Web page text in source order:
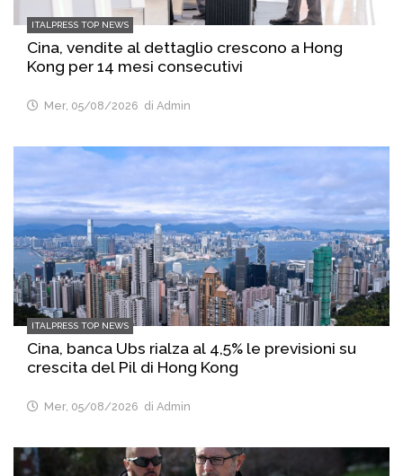
ITALPRESS TOP NEWS
Cina, vendite al dettaglio crescono a Hong
Kong per 14 mesi consecutivi
Mer, 05/08/2026 di Admin
ITALPRESS TOP NEWS
Cina, banca Ubs rialza al 4,5% le previsioni su
crescita del Pil di Hong Kong
Mer, 05/08/2026 di Admin